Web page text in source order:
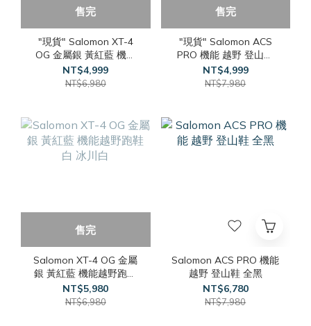
售完
"現貨" Salomon XT-4
OG 金屬銀 黃紅藍 機能
越野跑鞋 黑 月蝕黑
NT$4,999
NT$6,980
售完
"現貨" Salomon ACS
PRO 機能 越野 登山鞋
灰白
NT$4,999
NT$7,980
售完
Salomon XT-4 OG 金屬
銀 黃紅藍 機能越野跑鞋
白 冰川白
NT$5,980
NT$6,980
Salomon ACS PRO 機能
越野 登山鞋 全黑
NT$6,780
NT$7,980